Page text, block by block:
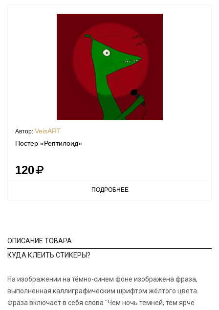
Автор: VeisART
Постер «Рептилоид»
120
ПОДРОБНЕЕ
ОПИСАНИЕ ТОВАРА
КУДА КЛЕИТЬ СТИКЕРЫ?
На изображении на тёмно-синем фоне изображена фраза,
выполненная каллиграфическим шрифтом жёлтого цвета.
Фраза включает в себя слова "Чем ночь темней, тем ярче